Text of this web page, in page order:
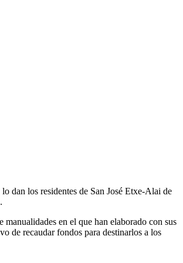
dan los residentes de San José Etxe-Alai de
en el que han elaborado con sus
de recaudar fondos para destinarlos a los